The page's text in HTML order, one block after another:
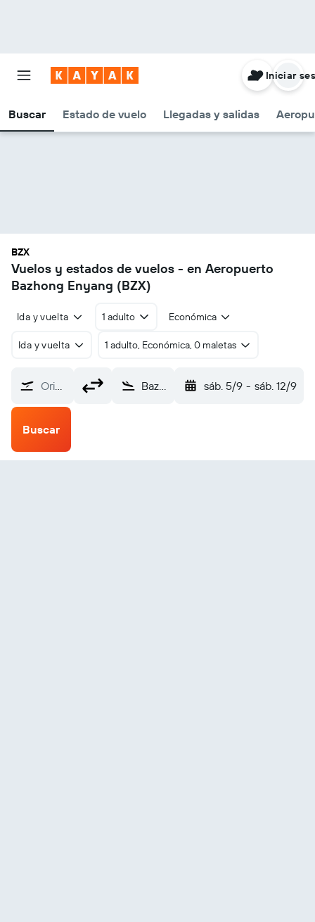
Buscar Estado de vuelo Llegadas y salidas
Iniciar
BZX
Vuelos y estados de vuelos - en Aeropuerto
Bazhong Enyang (BZX)
Ida y vuelta 1 adulto Económica
Ida y vuelta 1 adulto, Económica, 0 maletas
Origen Bazhong Enyang (BZX) sáb. 5/9 - sáb. 12/9
Buscar